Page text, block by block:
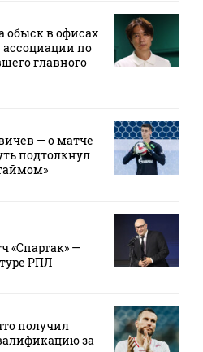
обыск в офисах
по
главного
— о матче
подтолкнул
«Спартак» —
РПЛ
получил
за